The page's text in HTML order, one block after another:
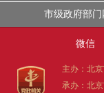
市级政府部门
微信
主办：北
承办：北